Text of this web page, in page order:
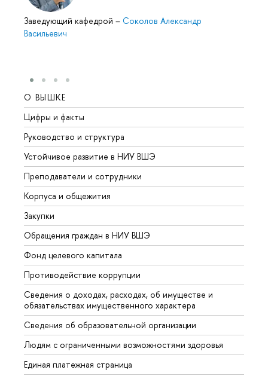
Заведующий кафедрой – Соколов Александр
Васильевич
О ВЫШКЕ
Цифры и факты
Руководство и структура
Устойчивое развитие в НИУ ВШЭ
Преподаватели и сотрудники
Корпуса и общежития
Закупки
Обращения граждан в НИУ ВШЭ
Фонд целевого капитала
Противодействие коррупции
Сведения о доходах, расходах, об имуществе и
обязательствах имущественного характера
Сведения об образовательной организации
Людям с ограниченными возможностями здоровья
Единая платежная страница